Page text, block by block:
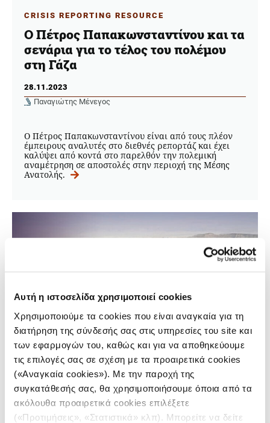
Αυτή η ιστοσελίδα χρησιμοποιεί cookies
Χρησιμοποιούμε τα cookies που είναι αναγκαία για τη
διατήρηση της σύνδεσής σας στις υπηρεσίες του site και
των εφαρμογών του, καθώς και για να αποθηκεύουμε
τις επιλογές σας σε σχέση με τα προαιρετικά cookies
(«Αναγκαία cookies»). Με την παροχή της
συγκατάθεσής σας, θα χρησιμοποιήσουμε όποια από τα
ακόλουθα προαιρετικά cookies επιλέξετε
(«Προτιμήσεις», «Στατιστικά» κλπ). Μπορείτε να δείτε
CRISIS REPORTING RESOURCE
Ο Πέτρος Παπακωνσταντίνου και τα
σενάρια για το τέλος του πολέμου
στη Γάζα
28.11.2023
Παναγιώτης Μένεγος
Ο Πέτρος Παπακωνσταντίνου είναι από τους πλέον
έμπειρους αναλυτές στο διεθνές ρεπορτάζ και έχει
καλύψει από κοντά στο παρελθόν την πολεμική
αναμέτρηση σε αποστολές στην περιοχή της Μέσης
Ανατολής.
CRISIS REPORTING RESOURCE
Μετά από 20 χρόνια ρεπορτάζ στη
Μέση Ανατολή, ο Πάνος Χαρίτος δεν
θα κάλυπτε τον πόλεμο σήμερα